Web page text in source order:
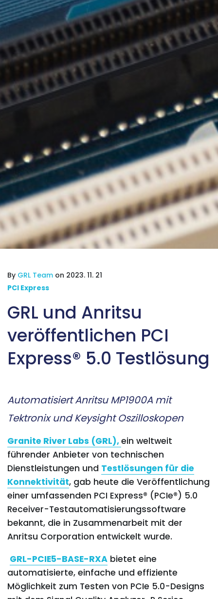
By GRL Team on 2023. 11. 21
PCI Express
GRL und Anritsu
veröffentlichen PCI
Express® 5.0 Testlösung
Automatisiert Anritsu MP1900A mit
Tektronix und Keysight Oszilloskopen
Granite River Labs (GRL),ein weltweit
führender Anbieter von technischen
Dienstleistungen und Testlösungen für die
Konnektivität, gab heute die Veröffentlichung
einer umfassenden PCI Express® (PCIe®) 5.0
Receiver-Testautomatisierungssoftware
bekannt, die in Zusammenarbeit mit der
Anritsu Corporation entwickelt wurde.
GRL-PCIE5-BASE-RXA bietet eine
automatisierte, einfache und effiziente
Möglichkeit zum Testen von PCIe 5.0-Designs